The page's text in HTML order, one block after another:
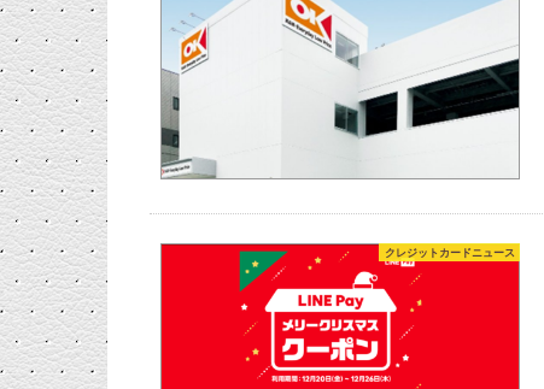
クレジットカードニュース